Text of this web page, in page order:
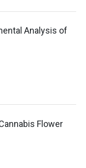
Analysis of
Flower